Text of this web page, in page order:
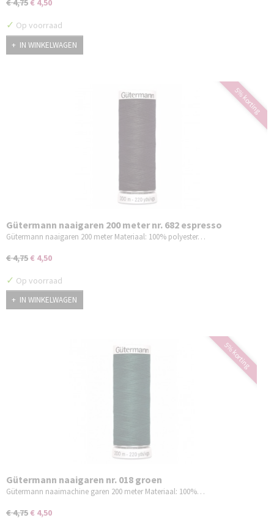
€ 4,75€ 4,50
✓ Op voorraad
IN WINKELWAGEN
5% korting
Gütermann naaigaren 200 meter nr. 682 espresso
Gütermann naaigaren 200 meter Materiaal: 100% polyester…
€ 4,75€ 4,50
✓ Op voorraad
IN WINKELWAGEN
5% korting
Gütermann naaigaren nr. 018 groen
Gütermann naaimachine garen 200 meter Materiaal: 100%…
€ 4,75€ 4,50